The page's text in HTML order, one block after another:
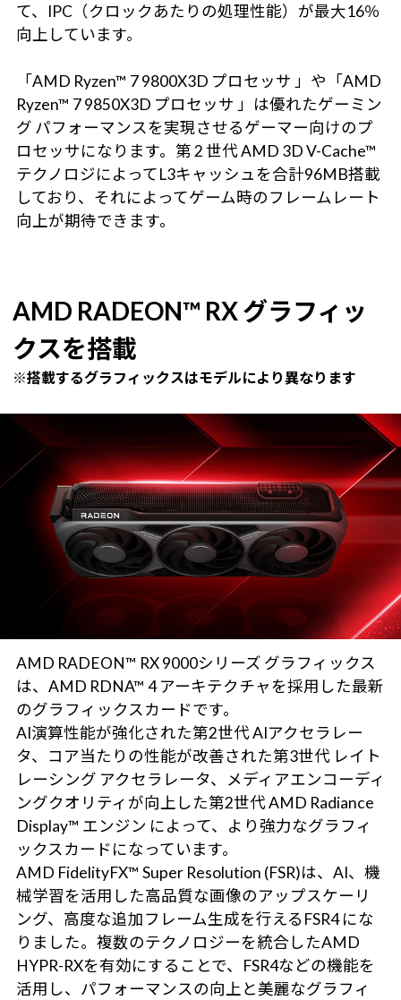
て、IPC（クロックあたりの処理性能）が最大16％
向上しています。
「AMD Ryzen™ 7 9800X3D プロセッサ 」や「AMD
Ryzen™ 7 9850X3D プロセッサ 」は優れたゲーミン
グ パフォーマンスを実現させるゲーマー向けのプ
ロセッサになります。第 2 世代 AMD 3D V-Cache™
テクノロジによってL3キャッシュを合計96MB搭載
しており、それによってゲーム時のフレームレート
向上が期待できます。
AMD RADEON™ RX グラフィッ
クスを搭載
※搭載するグラフィックスはモデルにより異なります
AMD RADEON™ RX 9000シリーズ グラフィックス
は、AMD RDNA™ 4 アーキテクチャを採用した最新
のグラフィックスカードです。
AI演算性能が強化された第2世代 AIアクセラレー
タ、コア当たりの性能が改善された第3世代 レイト
レーシング アクセラレータ、メディアエンコーディ
ングクオリティが向上した第2世代 AMD Radiance
Display™ エンジン によって、より強力なグラフィ
ックスカードになっています。
AMD FidelityFX™ Super Resolution (FSR)は、AI、機
械学習を活用した高品質な画像のアップスケーリ
ング、高度な追加フレーム生成を行えるFSR4 にな
りました。複数のテクノロジーを統合したAMD
HYPR-RXを有効にすることで、FSR4などの機能を
活用し、パフォーマンスの向上と美麗なグラフィ